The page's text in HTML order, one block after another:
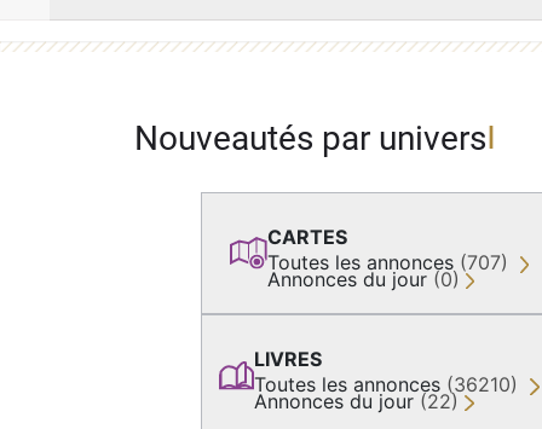
Nouveautés par univers
CARTES
Toutes les annonces (707)
Annonces du jour (0)
LIVRES
Toutes les annonces (36210)
Annonces du jour (22)